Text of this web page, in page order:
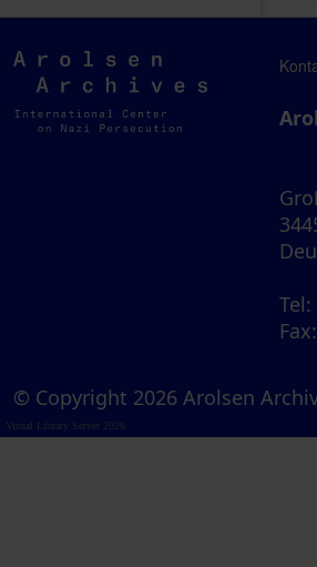
Arolsen
Archives
Tel:
Fax
© Copyright 2026 Arolsen
Visual Library Server 2026